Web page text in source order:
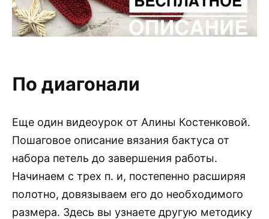
По диагонали
Еще один видеоурок от Алины Костенковой.
Пошаговое описание вязания бактуса от
набора петель до завершения работы.
Начинаем с трех п. и, постепенно расширяя
полотно, довязываем его до необходимого
размера. Здесь вы узнаете другую методику